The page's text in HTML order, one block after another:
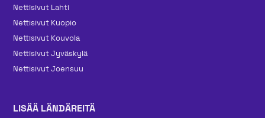
Nettisivut Lahti
Nettisivut Kuopio
Nettisivut Kouvola
Nettisivut Jyväskylä
Nettisivut Joensuu
LISÄÄ LÄNDÄREITÄ